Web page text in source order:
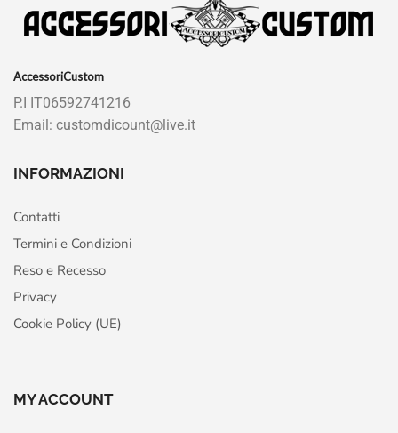
AccessoriCustom
P.I IT06592741216
Email: customdicount@live.it
INFORMAZIONI
Contatti
Termini e Condizioni
Reso e Recesso
Privacy
Cookie Policy (UE)
MY ACCOUNT